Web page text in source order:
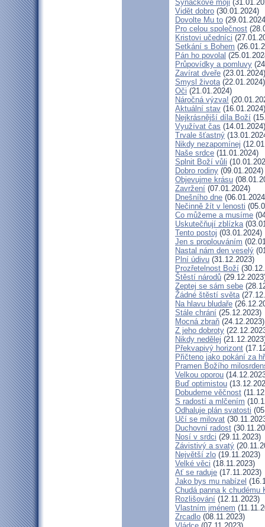
Synáčkové moji
Vidět dobro (30.01.2024)
Dovolte Mu to
Pro celou společnost
Kristovi učedníci
Setkání s Bohem
Pán ho povolal
Průpovídky a pomluvy
Zavírat dveře (23.01.2024)
Smysl života(22.01.2024)
Oči (21.01.2024)
Náročná výzva!
Aktuální stav (16.01.2024)
Nejkrásnější díla Boží
Využívat čas (14.01.2024)
Trvale šťastný
Nikdy nezapomínej
Naše srdce (11.01.2024)
Splnit Boží vůli
Dobro rodiny (09.01.2024)
Objevujme krásu
Zavržení (07.01.2024)
Dnešního dne
Nečinně žít v lenosti
Co můžeme a musíme
Uskutečňují zblízka
Tento postoj (03.01.2024)
Jen s proplouváním
Nastal nám den veselý
Plní údivu (31.12.2023)
Prozřetelnost Boží
Štěstí národů
Zeptej se sám sebe
Žádné štěstí světa
Na hlavu bludaře
Stále chrání (25.12.2023)
Mocná zbraň (24.12.2023)
Z jeho dobroty
Nikdy nedělej
Překvapivý horizont
Přičteno jako pokání za
Pramen Božího
Velkou oporou
Buď optimistou
Dobudeme věčnost
S radostí a mlčením
Odhaluje plán svatosti
Učí se milovat
Duchovní radost
Nosí v srdci (29.11.2023)
Závistivý a svatý
Největší zlo (19.11.2023)
Velké věci (18.11.2023)
Ať se raduje (17.11.2023)
Jako bys mu nabízel
Chudá panna k chudému
Rozlišování (12.11.2023)
Vlastním jménem
Zrcadlo (08.11.2023)